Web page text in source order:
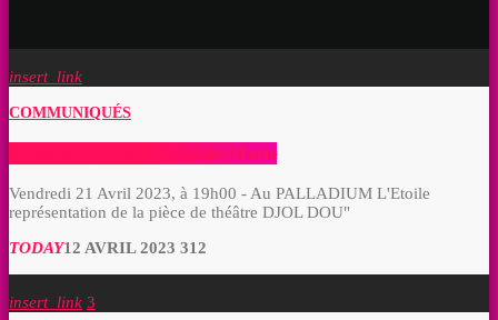
insert_link
COMMUNIQUÉS
Théâtre : Djol dou à Sainte-Marie
Vendredi 21 Avril 2023, à 19h00 - Au PALLADIUM L'Etoile
représentation de la pièce de théâtre DJOL DOU"
TODAY12 AVRIL 2023 312
insert_link 3